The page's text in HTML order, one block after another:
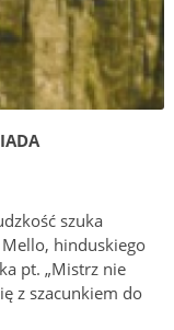
szuka
hinduskiego
pt. „Mistrz nie
z szacunkiem do